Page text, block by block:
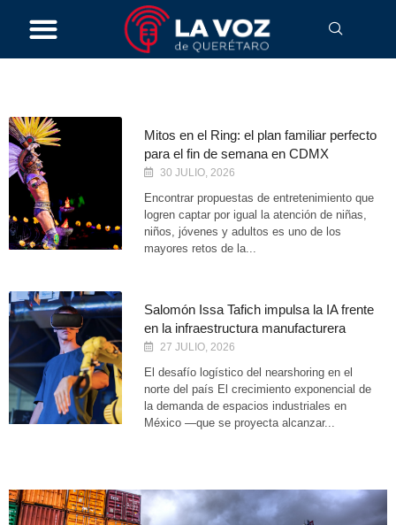
Mitos en el Ring: el plan familiar perfecto
para el fin de semana en CDMX
30 JULIO, 2026
Encontrar propuestas de entretenimiento que
logren captar por igual la atención de niñas,
niños, jóvenes y adultos es uno de los
mayores retos de la...
Salomón Issa Tafich impulsa la IA frente
en la infraestructura manufacturera
27 JULIO, 2026
El desafío logístico del nearshoring en el
norte del país El crecimiento exponencial de
la demanda de espacios industriales en
México —que se proyecta alcanzar...